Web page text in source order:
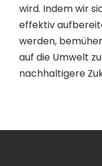
wird. Indem wir
effektiv
werden,
auf die Umwelt
nachhaltigere